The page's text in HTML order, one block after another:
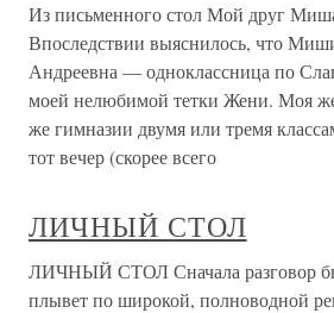
Из письменного стол Мой друг
Впоследствии выяснилось, что
Андреевна — одноклассница по
моей нелюбимой тетки Жени. Моя
же гимназии двумя или тремя
тот вечер (скорее всего
ЛИЧНЫЙ СТОЛ
ЛИЧНЫЙ СТОЛ Сначала разговор
плывет по широкой, полноводной